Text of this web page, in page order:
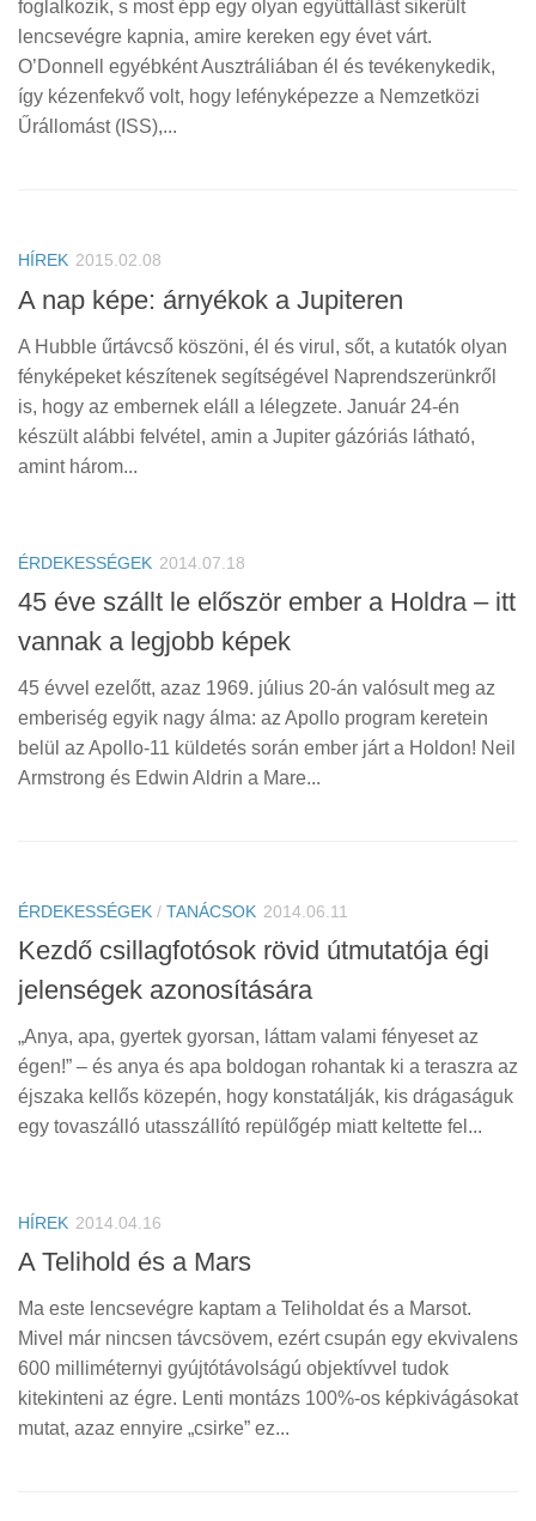
foglalkozik, s most épp egy olyan együttállást sikerült
lencsevégre kapnia, amire kereken egy évet várt.
O’Donnell egyébként Ausztráliában él és tevékenykedik,
így kézenfekvő volt, hogy lefényképezze a Nemzetközi
Űrállomást (ISS),...
HÍREK 2015.02.08
A nap képe: árnyékok a Jupiteren
A Hubble űrtávcső köszöni, él és virul, sőt, a kutatók olyan
fényképeket készítenek segítségével Naprendszerünkről
is, hogy az embernek eláll a lélegzete. Január 24-én
készült alábbi felvétel, amin a Jupiter gázóriás látható,
amint három...
ÉRDEKESSÉGEK 2014.07.18
45 éve szállt le először ember a Holdra – itt
vannak a legjobb képek
45 évvel ezelőtt, azaz 1969. július 20-án valósult meg az
emberiség egyik nagy álma: az Apollo program keretein
belül az Apollo-11 küldetés során ember járt a Holdon! Neil
Armstrong és Edwin Aldrin a Mare...
ÉRDEKESSÉGEK / TANÁCSOK 2014.06.11
Kezdő csillagfotósok rövid útmutatója égi
jelenségek azonosítására
„Anya, apa, gyertek gyorsan, láttam valami fényeset az
égen!” – és anya és apa boldogan rohantak ki a teraszra az
éjszaka kellős közepén, hogy konstatálják, kis drágaságuk
egy tovaszálló utasszállító repülőgép miatt keltette fel...
HÍREK 2014.04.16
A Telihold és a Mars
Ma este lencsevégre kaptam a Teliholdat és a Marsot.
Mivel már nincsen távcsövem, ezért csupán egy ekvivalens
600 milliméternyi gyújtótávolságú objektívvel tudok
kitekinteni az égre. Lenti montázs 100%-os képkivágásokat
mutat, azaz ennyire „csirke” ez...